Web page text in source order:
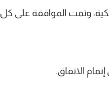
وتمت الموافقة على كل
الاتفاق.